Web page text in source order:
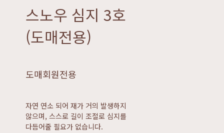
스노우 심지 3호
(도매전용)
도매회원전용
자연 연소 되어 재가 거의 발생하지
않으며, 스스로 길이 조절로 심지를
다듬어줄 필요가 없습니다.